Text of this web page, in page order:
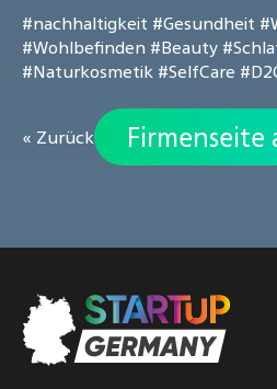
#nachhaltigkeit #Gesundheit
#Wohlbefinden #Beauty
#Naturkosmetik #SelfCare
« Zurück Firmenseite